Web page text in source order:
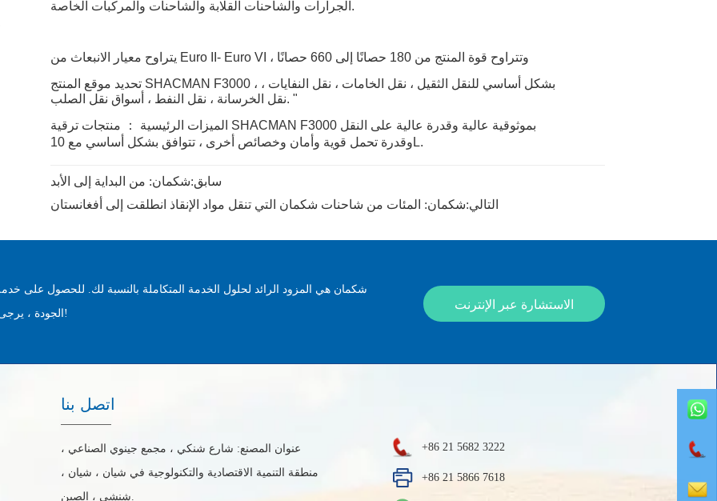
سابق:شكمان: من البداية إلى الأبد
التالي:شكمان: المئات من شاحنات شكمان التي تنقل مواد الإنقاذ انطلقت إلى أفغانستان
شكمان هي المزود الرائد لحلول الخدمة المتكاملة بالنسبة لك. للحصول على
الجودة ، يرجى الاتصال بنا على الفور!
الاستشارة عبر الإنترنت
اتصل بنا
عنوان المصنع: شارع شنكي ، مجمع جينوي الصناعي ،
منطقة التنمية الاقتصادية والتكنولوجية في شيان ، شيان ،
شنشي ، الصين.
+86 21 5682 3222
+86 21 5866 7618